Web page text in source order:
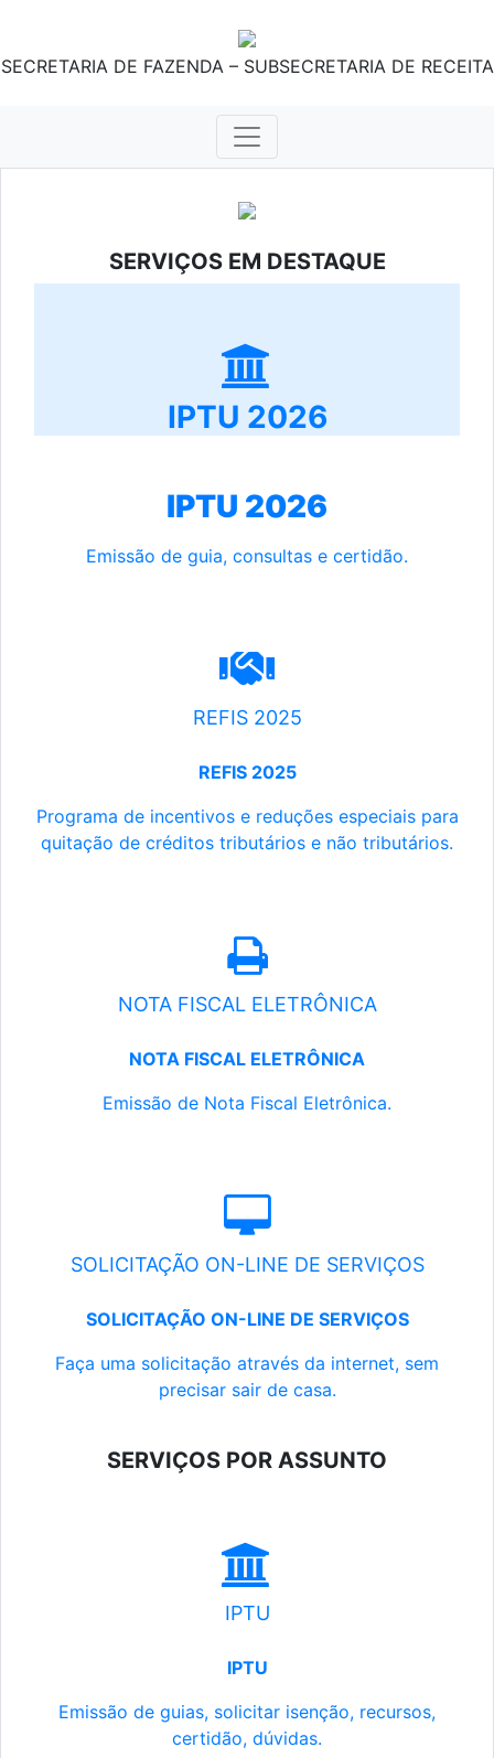
SECRETARIA DE FAZENDA – SUBSECRETARIA DE RECEITA
SERVIÇOS EM DESTAQUE
IPTU 2026
IPTU 2026
Emissão de guia, consultas e certidão.
REFIS 2025
REFIS 2025
Programa de incentivos e reduções especiais para
quitação de créditos tributários e não tributários.
NOTA FISCAL ELETRÔNICA
NOTA FISCAL ELETRÔNICA
Emissão de Nota Fiscal Eletrônica.
SOLICITAÇÃO ON-LINE DE SERVIÇOS
SOLICITAÇÃO ON-LINE DE SERVIÇOS
Faça uma solicitação através da internet, sem
precisar sair de casa.
SERVIÇOS POR ASSUNTO
IPTU
IPTU
Emissão de guias, solicitar isenção, recursos,
certidão, dúvidas.